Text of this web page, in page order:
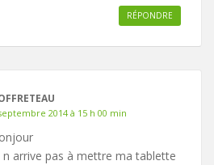
RÉPONDRE
2014 à 15 h 00 min
n arrive pas à mettre ma tablette